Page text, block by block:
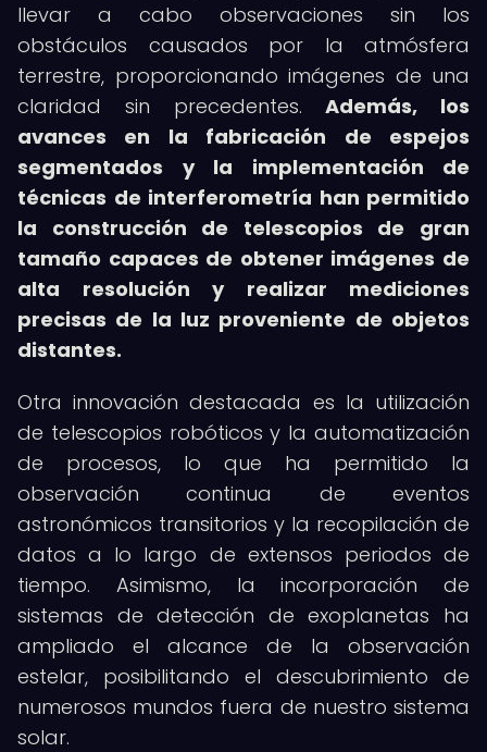
llevar a cabo observaciones sin los
obstáculos causados por la atmósfera
terrestre, proporcionando imágenes de una
claridad sin precedentes.Además, los
avances en la fabricación de espejos
segmentados y la implementación de
técnicas de interferometría han permitido
la construcción de telescopios de gran
tamaño capaces de obtener imágenes de
alta resolución y realizar mediciones
precisas de la luz proveniente de objetos
distantes.
Otra innovación destacada es la utilización
de telescopios robóticos y la automatización
de procesos, lo que ha permitido la
observación continua de eventos
astronómicos transitorios y la recopilación de
datos a lo largo de extensos periodos de
tiempo. Asimismo, la incorporación de
sistemas de detección de exoplanetas ha
ampliado el alcance de la observación
estelar, posibilitando el descubrimiento de
numerosos mundos fuera de nuestro sistema
solar.